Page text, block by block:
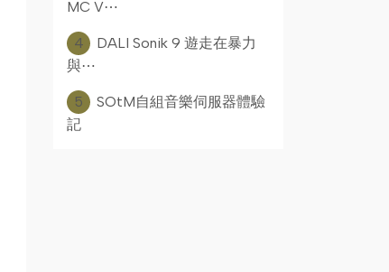
MC V⋯
4
DALI Sonik 9 遊走在暴力
與⋯
5
SOtM自組音樂伺服器體驗
記